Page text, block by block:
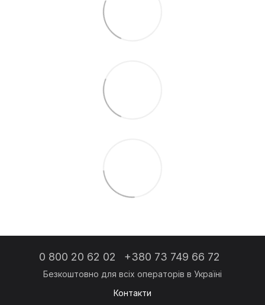
0 800 20 62 02 +380 73 749 66 72
Контакти